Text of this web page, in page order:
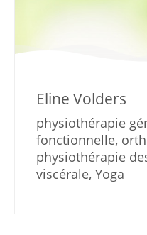
Eline Volders
physiothérapie
fonctionnelle,
physiothérapie
viscérale, Yoga